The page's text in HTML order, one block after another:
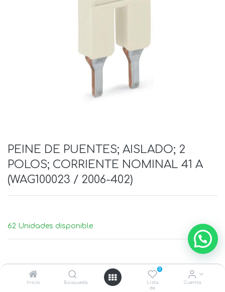
Inicio Búsqueda
0
Lista
de
Cuenta
PEINE DE PUENTES; AISLADO; 2
POLOS; CORRIENTE NOMINAL 41 A
(WAG100023 / 2006-402)
62 Unidades disponible